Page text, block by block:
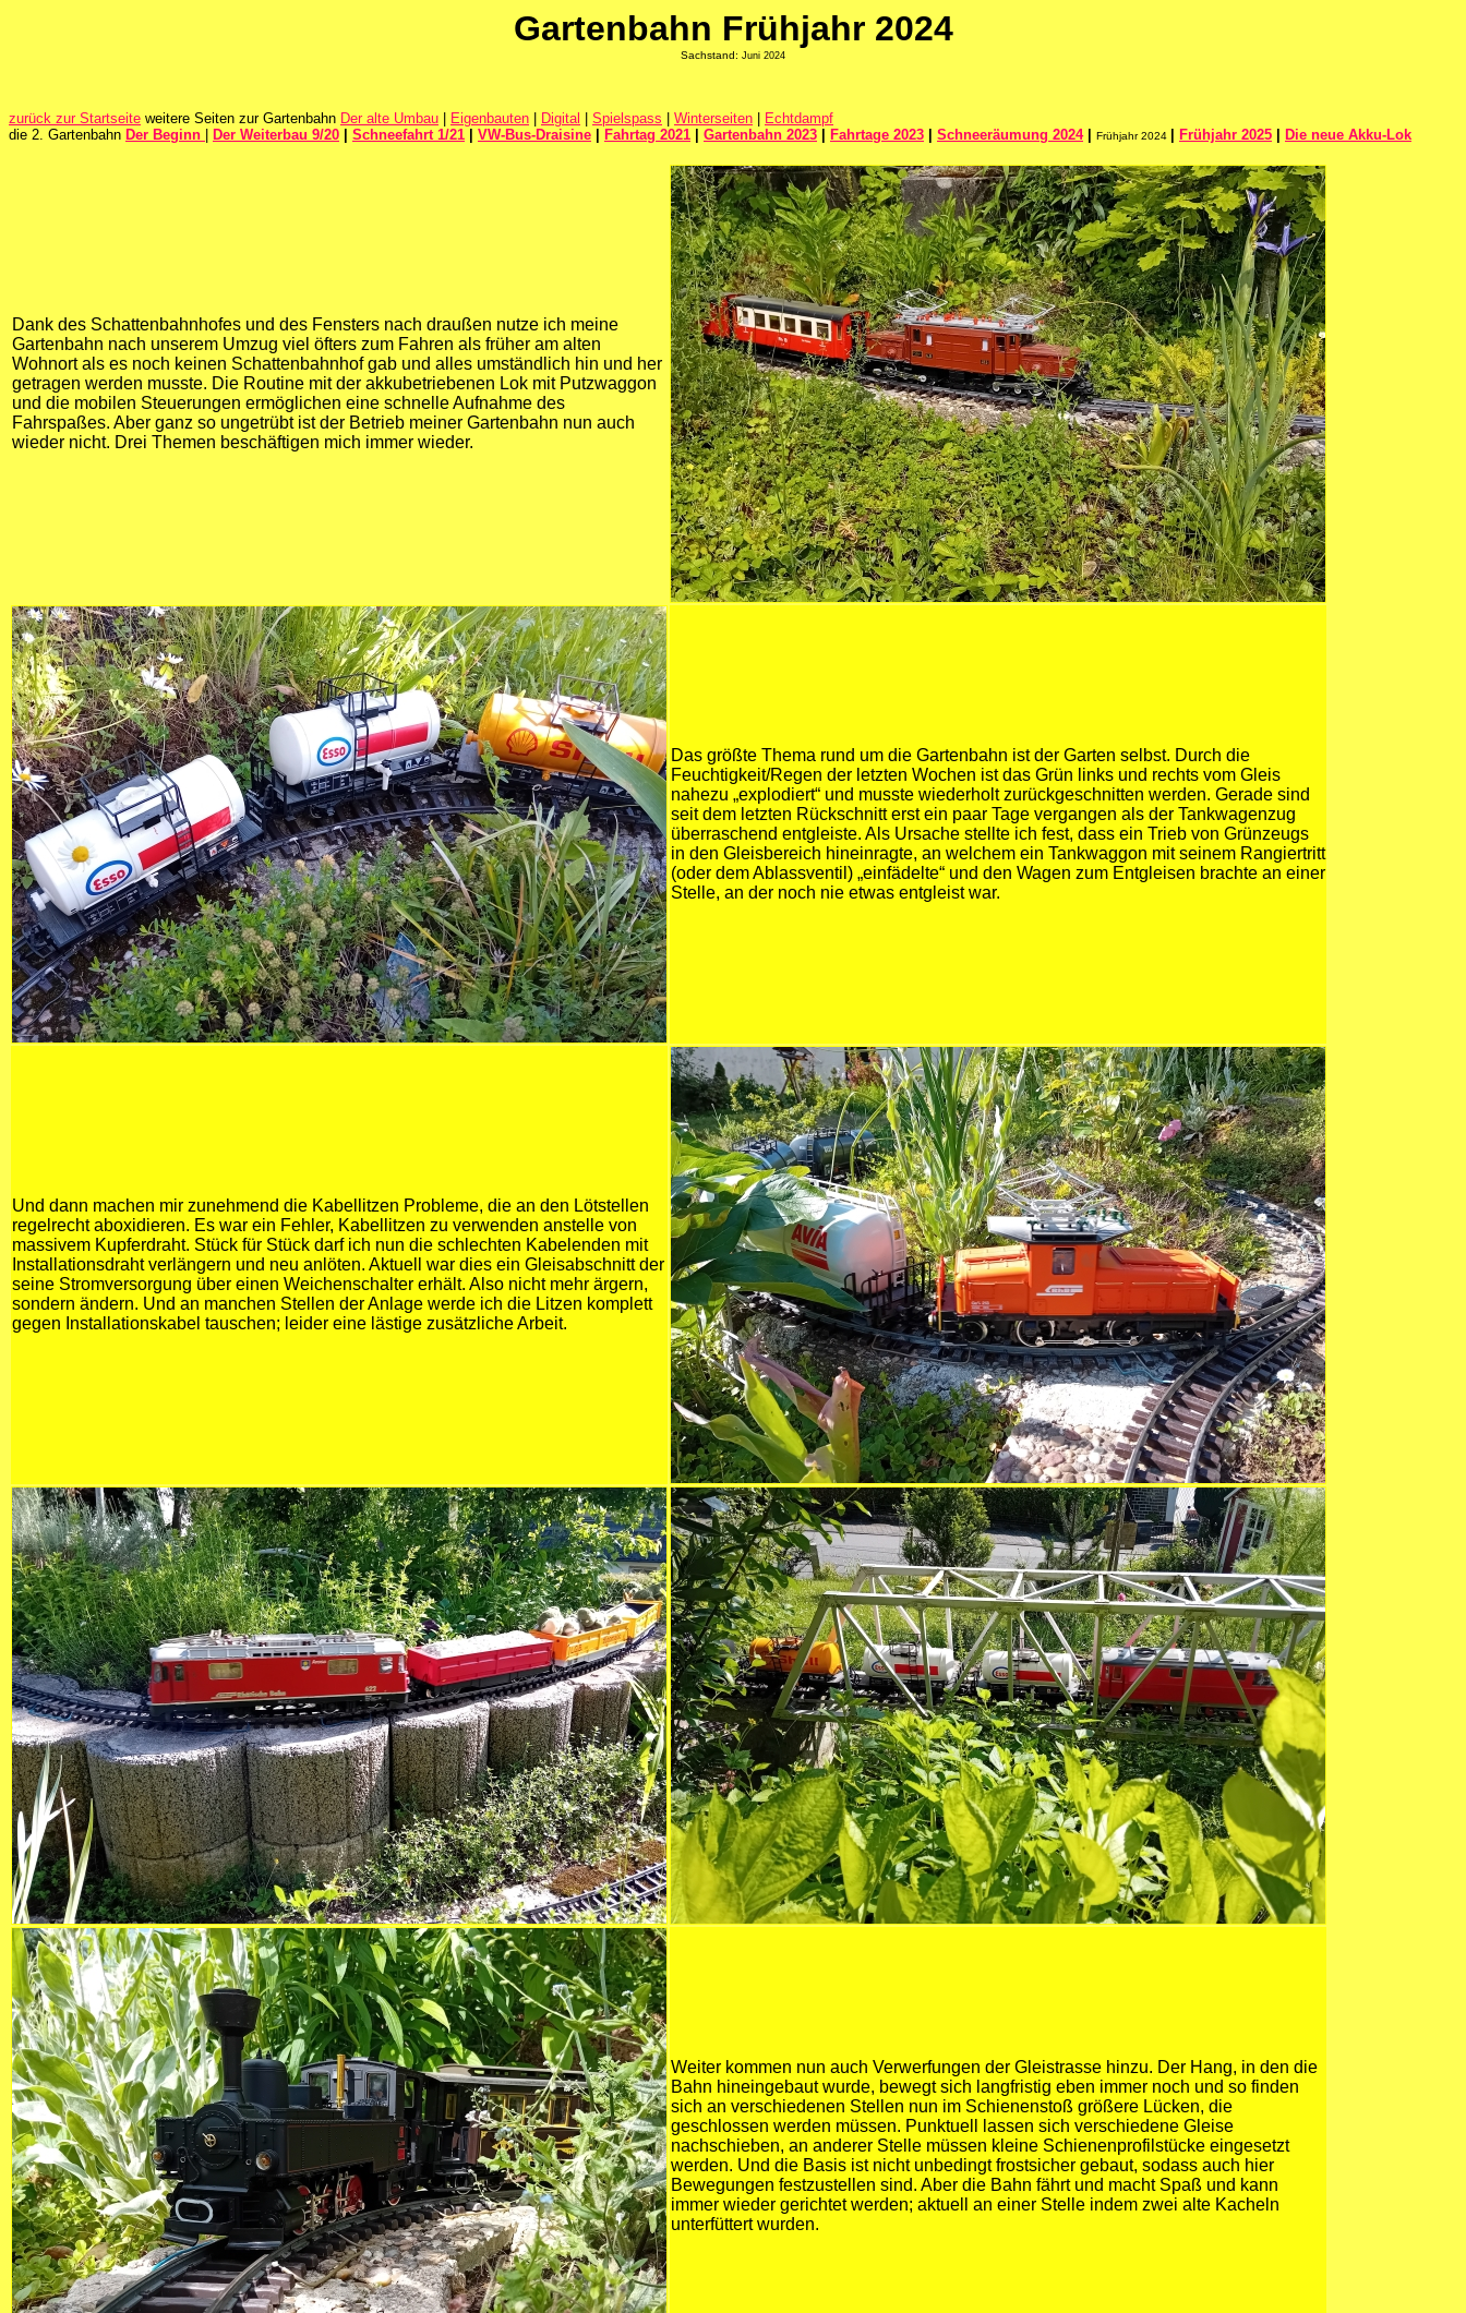
Gartenbahn Frühjahr 2024
Sachstand: Juni 2024
zurück zur Startseite weitere Seiten zur Gartenbahn Der alte Umbau Eigenbauten Digital Spielspass Winterseiten
Echtdampf
die 2. Gartenbahn Der Beginn Der Weiterbau 9/20 Schneefahrt 1/21 VW-Bus-Draisine Fahrtag 2021 Gartenbahn 2023 Fahrtage 2023 Schneeräumung 2024| Frühjahr 2024 Frühjahr 2025 Die neue Akku-Lok
Dank des Schattenbahnhofes und des Fensters nach draußen nutze ich meine
Gartenbahn nach unserem Umzug viel öfters zum Fahren als früher am alten
Wohnort als es noch keinen Schattenbahnhof gab und alles umständlich hin und her
getragen werden musste. Die Routine mit der akkubetriebenen Lok mit Putzwaggon
und die mobilen Steuerungen ermöglichen eine schnelle Aufnahme des
Fahrspaßes. Aber ganz so ungetrübt ist der Betrieb meiner Gartenbahn nun auch
wieder nicht. Drei Themen beschäftigen mich immer wieder.
Das größte Thema rund um die Gartenbahn ist der Garten selbst. Durch die
Feuchtigkeit/Regen der letzten Wochen ist das Grün links und rechts vom Gleis
nahezu „explodiert“ und musste wiederholt zurückgeschnitten werden. Gerade sind
seit dem letzten Rückschnitt erst ein paar Tage vergangen als der Tankwagenzug
überraschend entgleiste. Als Ursache stellte ich fest, dass ein Trieb von Grünzeugs
in den Gleisbereich hineinragte, an welchem ein Tankwaggon mit seinem Rangiertritt
(oder dem Ablassventil) „einfädelte“ und den Wagen zum Entgleisen brachte an einer
Stelle, an der noch nie etwas entgleist war.
Und dann machen mir zunehmend die Kabellitzen Probleme, die an den Lötstellen
regelrecht aboxidieren. Es war ein Fehler, Kabellitzen zu verwenden anstelle von
massivem Kupferdraht. Stück für Stück darf ich nun die schlechten Kabelenden mit
Installationsdraht verlängern und neu anlöten. Aktuell war dies ein Gleisabschnitt der
seine Stromversorgung über einen Weichenschalter erhält. Also nicht mehr ärgern,
sondern ändern. Und an manchen Stellen der Anlage werde ich die Litzen komplett
gegen Installationskabel tauschen; leider eine lästige zusätzliche Arbeit.
Weiter kommen nun auch Verwerfungen der Gleistrasse hinzu. Der Hang, in den die
Bahn hineingebaut wurde, bewegt sich langfristig eben immer noch und so finden
sich an verschiedenen Stellen nun im Schienenstoß größere Lücken, die
geschlossen werden müssen. Punktuell lassen sich verschiedene Gleise
nachschieben, an anderer Stelle müssen kleine Schienenprofilstücke eingesetzt
werden. Und die Basis ist nicht unbedingt frostsicher gebaut, sodass auch hier
Bewegungen festzustellen sind. Aber die Bahn fährt und macht Spaß und kann
immer wieder gerichtet werden; aktuell an einer Stelle indem zwei alte Kacheln
unterfüttert wurden.